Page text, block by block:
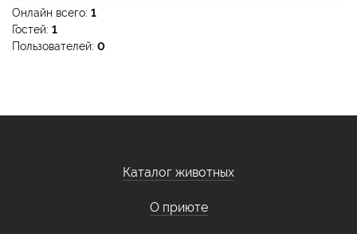
Онлайн всего: 1
Гостей: 1
Пользователей: 0
Каталог животных
О приюте